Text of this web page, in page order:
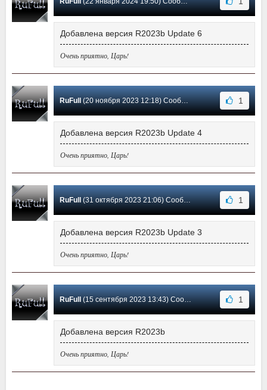
Добавлена версия R2023b Update 6
Очень приятно, Царь!
RuFull (20 ноября 2023 12:18) Сообщение #3 1
Добавлена версия R2023b Update 4
Очень приятно, Царь!
RuFull (31 октября 2023 21:06) Сообщение #2 1
Добавлена версия R2023b Update 3
Очень приятно, Царь!
RuFull (15 сентября 2023 13:43) Сообщение #1 1
Добавлена версия R2023b
Очень приятно, Царь!